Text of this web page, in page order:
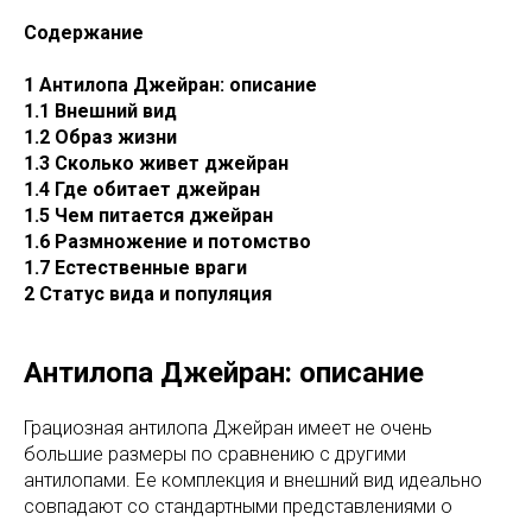
Содержание
1 Антилопа Джейран: описание
1.1 Внешний вид
1.2 Образ жизни
1.3 Сколько живет джейран
1.4 Где обитает джейран
1.5 Чем питается джейран
1.6 Размножение и потомство
1.7 Естественные враги
2 Статус вида и популяция
Антилопа Джейран: описание
Грациозная антилопа Джейран имеет не очень
большие размеры по сравнению с другими
антилопами. Ее комплекция и внешний вид идеально
совпадают со стандартными представлениями о